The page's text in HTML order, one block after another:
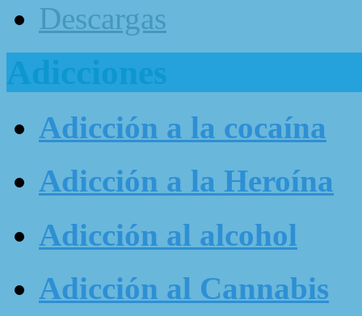
Descargas
Adicciones
Adicción a la cocaína
Adicción a la Heroína
Adicción al alcohol
Adicción al Cannabis